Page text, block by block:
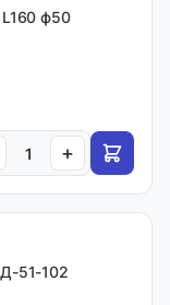
ф50
+
51-102